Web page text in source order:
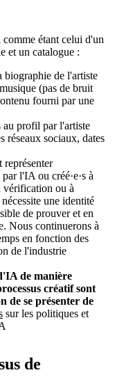
étant celui d'un
et un catalogue :
biographie de l'artiste
(pas de bruit
fourni par une
au profil par l'artiste
réseaux sociaux, dates
l'IA ou créé·e·s à
vérification ou à
une identité
de prouver et en
Nous continuerons à
en fonction des
de l'industrie
de manière
créatif sont
de se présenter de
sur les politiques et
de